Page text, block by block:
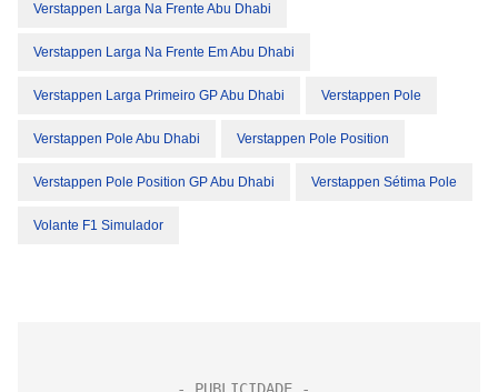
Verstappen Larga Na Frente Abu Dhabi
Verstappen Larga Na Frente Em Abu Dhabi
Verstappen Larga Primeiro GP Abu Dhabi Verstappen Pole
Verstappen Pole Abu Dhabi Verstappen Pole Position
Verstappen Pole Position GP Abu Dhabi Verstappen Sétima Pole
Volante F1 Simulador